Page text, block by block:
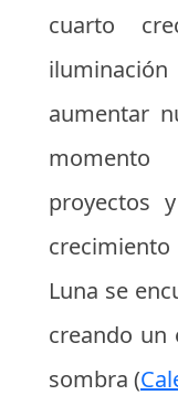
cuarto
aumentar
momento
proyectos
Luna se
creando un
sombra (